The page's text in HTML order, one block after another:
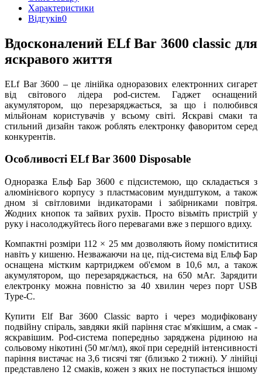
Характеристики
Відгуків0
Вдосконалений ELf Bar 3600 classic для
яскравого життя
ELf Bar 3600 – це лінійка одноразових електронних сигарет
від світового лідера pod-систем. Гаджет оснащений
акумулятором, що перезаряджається, за що і полюбився
мільйонам користувачів у всьому світі. Яскраві смаки та
стильний дизайн також роблять електронку фаворитом серед
конкурентів.
Особливості ELf Bar 3600 Disposable
Одноразка Ельф Бар 3600 є підсистемою, що складається з
алюмінієвого корпусу з пластмасовим мундштуком, а також
дном зі світловими індикаторами і забірниками повітря.
Жодних кнопок та зайвих рухів. Просто візьміть пристрій у
руку і насолоджуйтесь його перевагами вже з першого вдиху.
Компактні розміри 112 × 25 мм дозволяють йому поміститися
навіть у кишеню. Незважаючи на це, під-система від Ельф Бар
оснащена містким картриджем об'ємом в 10,6 мл, а також
акумулятором, що перезаряджається, на 650 мАг. Зарядити
електронку можна повністю за 40 хвилин через порт USB
Type-C.
Купити Elf Bar 3600 Classic варто і через модифіковану
подвійну спіраль, завдяки якій паріння стає м'якішим, а смак -
яскравішим. Pod-система попередньо заряджена рідиною на
сольовому нікотині (50 мг/мл), якої при середній інтенсивності
паріння вистачає на 3,6 тисячі тяг (близько 2 тижні). У лінійці
представлено 12 смаків, кожен з яких не поступається іншому